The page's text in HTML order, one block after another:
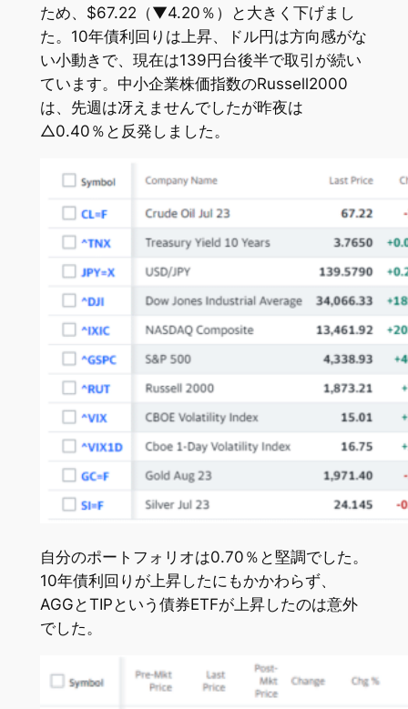
ため、$67.22（▼4.20％）と大きく下げまし
た。10年債利回りは上昇、ドル円は方向感がな
い小動きで、現在は139円台後半で取引が続い
ています。中小企業株価指数のRussell2000
は、先週は冴えませんでしたが昨夜は
△0.40％と反発しました。
自分のポートフォリオは0.70％と堅調でした。
10年債利回りが上昇したにもかかわらず、
AGGとTIPという債券ETFが上昇したのは意外
でした。